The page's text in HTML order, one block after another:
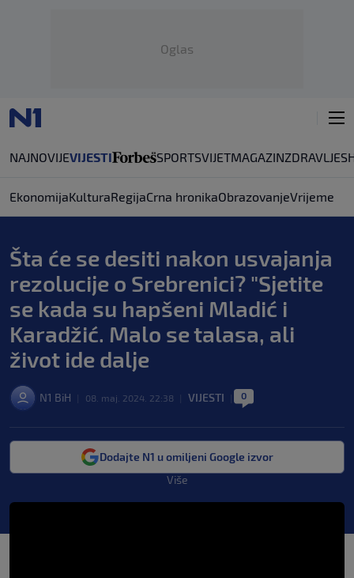
Oglas
NAJNOVIJEVIJESTI SPORTSVIJETMAGAZINZDRAVLJE
EkonomijaKulturaRegijaCrna hronikaObrazovanjeVrijeme
Šta će se desiti nakon usvajanja
rezolucije o Srebrenici? "Sjetite
se kada su hapšeni Mladić i
Karadžić. Malo se talasa, ali
život ide dalje
N1 BiH 08. maj. 2024. 22:38 VIJESTI 0
Dodajte N1 u omiljeni Google izvor
Više